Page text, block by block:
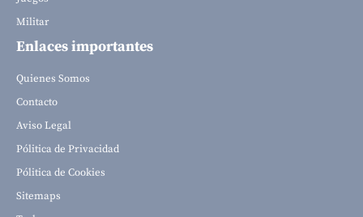
Militar
Enlaces importantes
Quienes Somos
Contacto
Aviso Legal
Pólitica de Privacidad
Pólitica de Cookies
Sitemaps